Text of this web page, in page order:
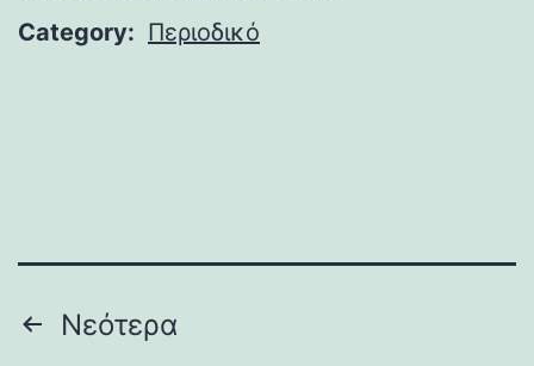
Category: Περιοδικό
Πλοήγηση
Νεότερα